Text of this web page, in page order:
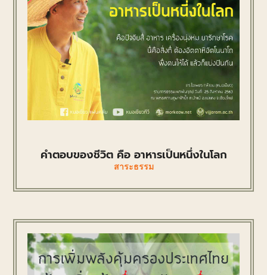
คำตอบของชีวิต คือ อาหารเป็นหนึ่งในโลก
สาระธรรม